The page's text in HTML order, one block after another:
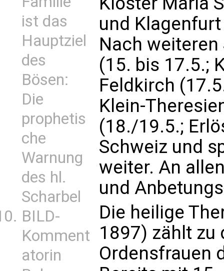
ist das
Hauptziel
des
Bösen:
Die
prophetis
che
Warnung
des hl.
Scharbel
BILD-
Komment
atorin
und
Nach
(15. bis 17.5.;
Feldkirch
Klein-
(18./19.5.;
Schweiz und
weiter. An
und
Die heilige
1897) zählt zu
Ordensfrauen